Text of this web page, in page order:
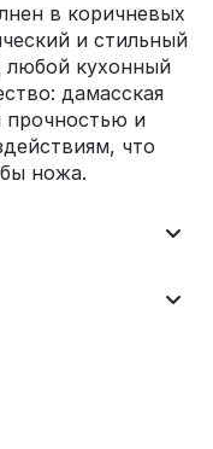
в коричневых
и стильный
кухонный
дамасская
прочностью и
что
ножа.